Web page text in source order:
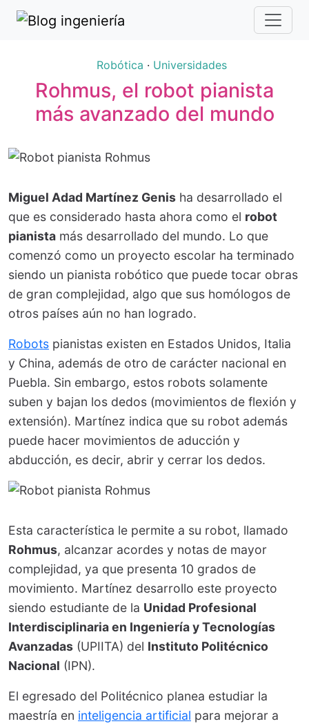
Robótica · Universidades
Rohmus, el robot pianista
más avanzado del mundo
Miguel Adad Martínez Genis ha desarrollado el
que es considerado hasta ahora como el robot
pianista más desarrollado del mundo. Lo que
comenzó como un proyecto escolar ha terminado
siendo un pianista robótico que puede tocar obras
de gran complejidad, algo que sus homólogos de
otros países aún no han logrado.
Robots pianistas existen en Estados Unidos, Italia
y China, además de otro de carácter nacional en
Puebla. Sin embargo, estos robots solamente
suben y bajan los dedos (movimientos de flexión y
extensión). Martínez indica que su robot además
puede hacer movimientos de aducción y
abducción, es decir, abrir y cerrar los dedos.
Esta característica le permite a su robot, llamado
Rohmus, alcanzar acordes y notas de mayor
complejidad, ya que presenta 10 grados de
movimiento. Martínez desarrollo este proyecto
siendo estudiante de la Unidad Profesional
Interdisciplinaria en Ingeniería y Tecnologías
Avanzadas (UPIITA) del Instituto Politécnico
Nacional (IPN).
El egresado del Politécnico planea estudiar la
maestría en inteligencia artificial para mejorar a